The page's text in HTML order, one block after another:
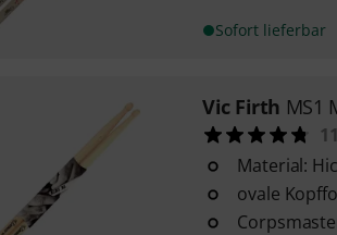
Sofort lieferbar
Vic Firth MS1
11
Material:
ovale